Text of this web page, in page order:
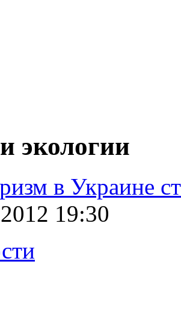
экологии
в Украине
19:30